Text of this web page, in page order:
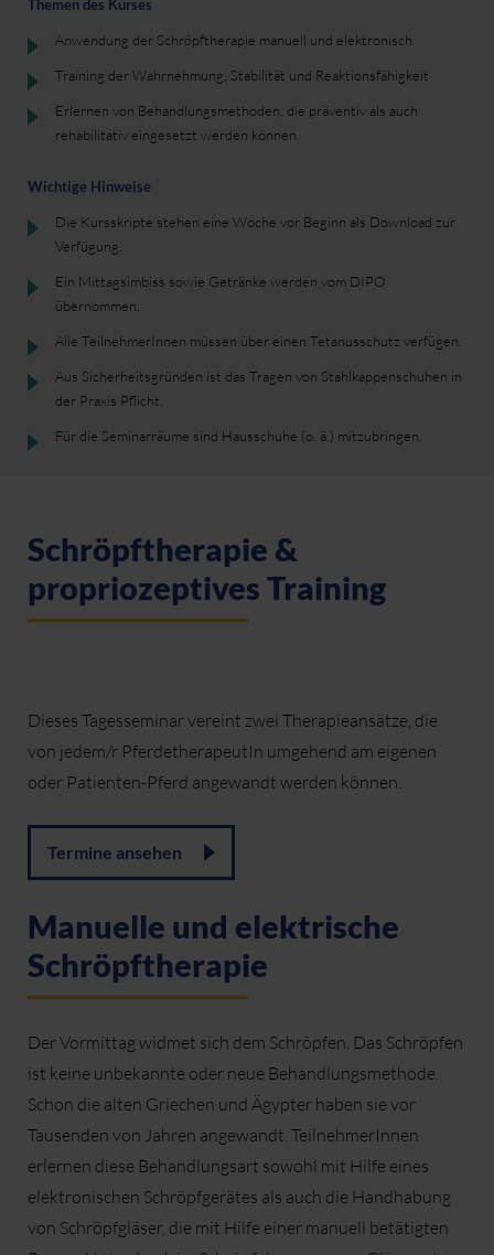
Themen des Kurses
Anwendung der Schröpftherapie manuell und elektronisch
Training der Wahrnehmung, Stabilität und Reaktionsfähigkeit
Erlernen von Behandlungsmethoden, die präventiv als auch
rehabilitativ eingesetzt werden können
Wichtige Hinweise
Die Kursskripte stehen eine Woche vor Beginn als Download zur
Verfügung.
Ein Mittagsimbiss sowie Getränke werden vom DIPO
übernommen.
Alle TeilnehmerInnen müssen über einen Tetanusschutz verfügen.
Aus Sicherheitsgründen ist das Tragen von Stahlkappenschuhen in
der Praxis Pflicht.
Für die Seminarräume sind Hausschuhe (o. ä.) mitzubringen.
Schröpftherapie &
propriozeptives Training
Dieses Tagesseminar vereint zwei Therapieansätze, die
von jedem/r PferdetherapeutIn umgehend am eigenen
oder Patienten-Pferd angewandt werden können.
Termine ansehen
Manuelle und elektrische
Schröpftherapie
Der Vormittag widmet sich dem Schröpfen. Das Schröpfen
ist keine unbekannte oder neue Behandlungsmethode.
Schon die alten Griechen und Ägypter haben sie vor
Tausenden von Jahren angewandt. TeilnehmerInnen
erlernen diese Behandlungsart sowohl mit Hilfe eines
elektronischen Schröpfgerätes als auch die Handhabung
von Schröpfgläser, die mit Hilfe einer manuell betätigten